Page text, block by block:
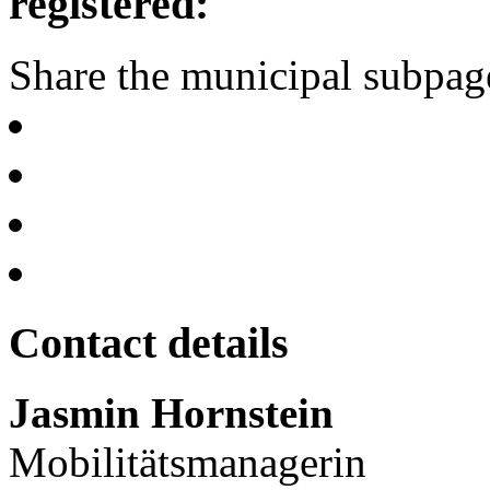
Share the municipal
Contact details
Jasmin Hornstein
Mobilitätsmanagerin